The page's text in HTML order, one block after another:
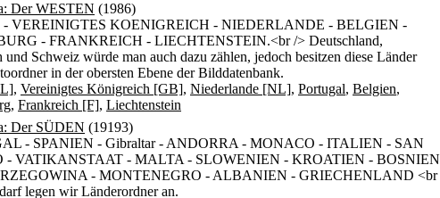
Der WESTEN (1986)
VEREINIGTES KOENIGREICH - NIEDERLANDE - BELGIEN -
- FRANKREICH - LIECHTENSTEIN.<br /> Deutschland,
und Schweiz würde man auch dazu zählen, jedoch besitzen diese Länder
in der obersten Ebene der Bilddatenbank.
, Vereinigtes Königreich [GB], Niederlande [NL], Portugal, Belgien,
, Frankreich [F], Liechtenstein
Der SÜDEN (19193)
- SPANIEN - Gibraltar - ANDORRA - MONACO - ITALIEN - SAN
- VATIKANSTAAT - MALTA - SLOWENIEN - KROATIEN - BOSNIEN
- MONTENEGRO - ALBANIEN - GRIECHENLAND <br
legen wir Länderordner an.